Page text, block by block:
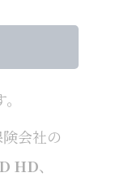
会社の
HD、